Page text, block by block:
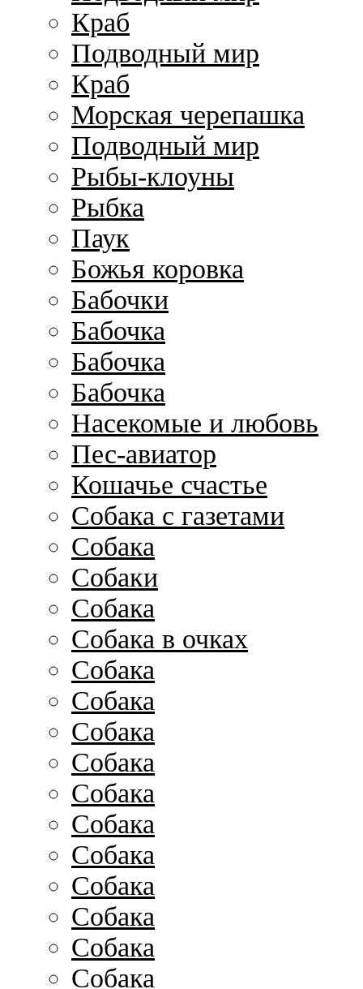
Краб
Подводный мир
Краб
Морская черепашка
Подводный мир
Рыбы-клоуны
Рыбка
Паук
Божья коровка
Бабочки
Бабочка
Бабочка
Бабочка
Насекомые и любовь
Пес-авиатор
Кошачье счастье
Собака с газетами
Собака
Собаки
Собака
Собака в очках
Собака
Собака
Собака
Собака
Собака
Собака
Собака
Собака
Собака
Собака
Собака